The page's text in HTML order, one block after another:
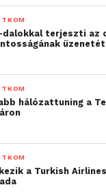
dalokkal terjeszti az
üzenetét
hálózattuning a
a Turkish